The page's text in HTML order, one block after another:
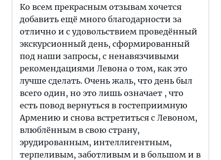
Ко всем прекрасным отзывам хочется
добавить ещё много благодарности за
отлично и с удовольствием проведённый
экскурсионный день, сформированный
под наши запросы, с ненавязчивыми
рекомендациями Левона о том, как это
лучше сделать. Очень жаль, что день был
всего один, но это лишь означает , что
есть повод вернуться в гостеприимную
Армению и снова встретиться с Левоном,
влюблённым в свою страну,
эрудированным, интеллигентным,
терпеливым, заботливым и в большом и в